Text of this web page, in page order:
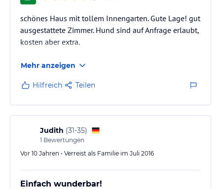
schönes Haus mit tollem Innengarten. Gute Lage! gut
ausgestattete Zimmer. Hund sind auf Anfrage erlaubt,
kosten aber extra.
Mehr anzeigen
Hilfreich Teilen
Judith (31-35)
1 Bewertungen
Vor 10 Jahren • Verreist als Familie im Juli 2016
Einfach wunderbar!